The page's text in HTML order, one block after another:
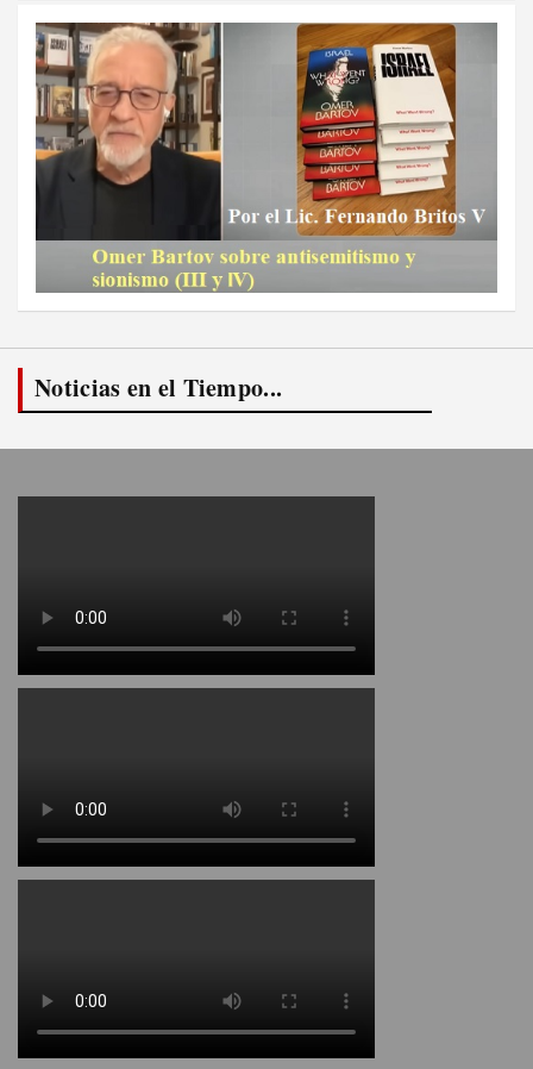
Noticias en el Tiempo...